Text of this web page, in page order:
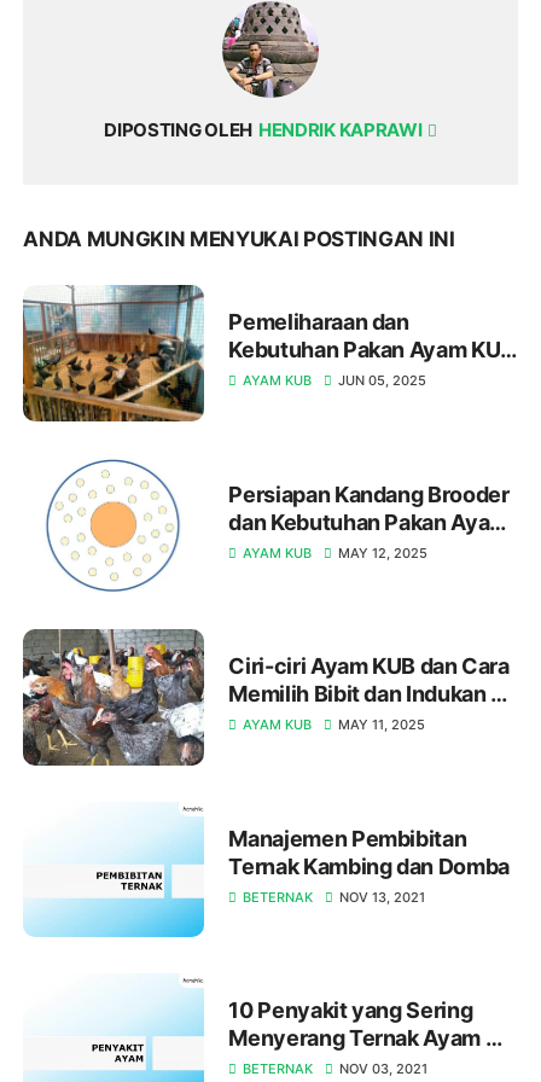
DIPOSTING OLEH HENDRIK KAPRAWI
ANDA MUNGKIN MENYUKAI POSTINGAN INI
Pemeliharaan dan
Kebutuhan Pakan Ayam KUB
Umur 4-12 Minggu
AYAM KUB JUN 05, 2025
Photo by:
Setelah melewati masa brooding,
periode selanjutnya yang harus
diperhatikan...
Persiapan Kandang Brooder
dan Kebutuhan Pakan Ayam
KUB
AYAM KUB MAY 12, 2025
Brooder: suhu dan sebaran ayam
normal
Ciri-ciri Ayam KUB dan Cara
Memilih Bibit dan Indukan
yang Tepat
AYAM KUB MAY 11, 2025
Photo by: AK
(https://majalahinfovet.com)
Manajemen Pembibitan
Ternak Kambing dan Domba
BETERNAK NOV 13, 2021
10 Penyakit yang Sering
Menyerang Ternak Ayam
dan Ciri-cirinya
BETERNAK NOV 03, 2021